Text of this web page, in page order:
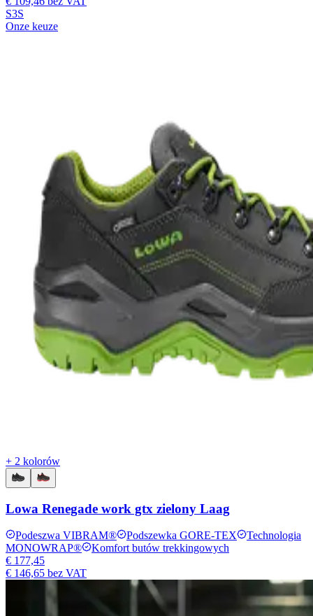
S3S
Onze keuze
+ 2 kolorów
Lowa Renegade work gtx zielony Laag
Podeszwa VIBRAM® Podszewka GORE-TEX
Technologia
MONOWRAP®
Komfort butów trekkingowych
€ 177,45
€ 146,65 bez VAT